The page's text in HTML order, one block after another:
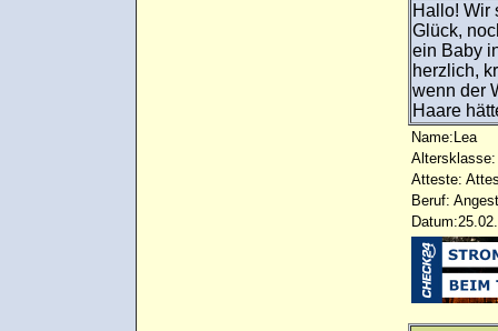
Hallo! Wir
Glück,
ein Baby
herzlich,
wenn der
Haare
Name:Lea
Altersklasse:
Atteste:
Beruf: